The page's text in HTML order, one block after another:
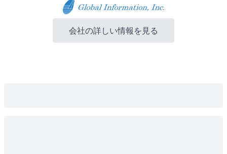
会社の詳しい情報を見る